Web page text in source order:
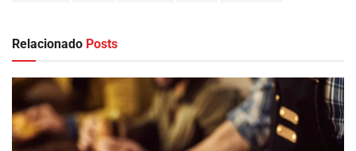
Relacionado Posts